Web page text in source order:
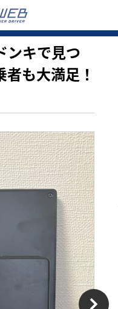
キで見つ
も大満足！